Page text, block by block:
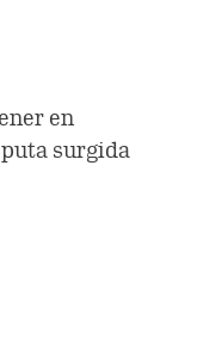
en
surgida